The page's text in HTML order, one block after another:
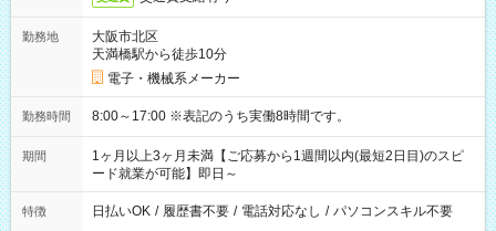
勤務地
大阪市北区
天満橋駅から徒歩10分
電子・機械系メーカー
勤務時間 8:00～17:00 ※表記のうち実働8時間です。
期間
1ヶ月以上3ヶ月未満【ご応募から1週間以内(最短2日目)のスピ
ード就業が可能】即日～
特徴 日払いOK / 履歴書不要 / 電話対応なし / パソコンスキル不要